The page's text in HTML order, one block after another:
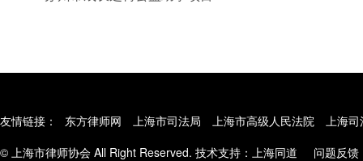
友情链接： 东方律师网 上海市司法局 上海市高级人民法院
上海
© 上海市律师协会 All Right Reserved. 技术支持： 上海同道 问题反馈